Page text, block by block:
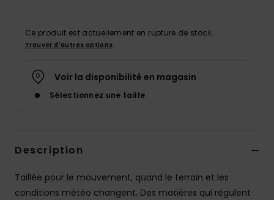
Ce produit est actuellement en rupture de stock.
Trouver d'autres options
Voir la disponibilité en magasin
Sélectionnez une taille
Description
Taillée pour le mouvement, quand le terrain et les
conditions météo changent. Des matières qui régulent